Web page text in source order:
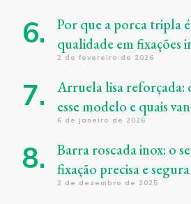
Por que a porca tripla
qualidade em fixações
2 de fevereiro de 2026
Arruela lisa reforçada:
esse modelo e quais
6 de janeiro de 2026
Barra roscada inox: o
fixação precisa e segura
2 de dezembro de 2025